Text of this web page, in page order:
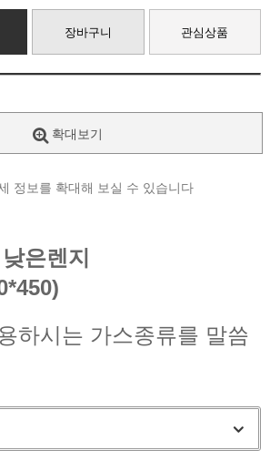
장바구니 관심상품
확대보기
정보를 확대해 보실 수 있습니다
은렌지
하시는 가스종류를 말씀